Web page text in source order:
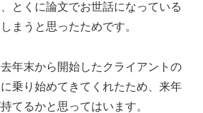
とくに論文でお世話になっている
まうと思ったためです。
年末から開始したクライアントの
乗り始めてきてくれたため、来年
てるかと思ってはいます。